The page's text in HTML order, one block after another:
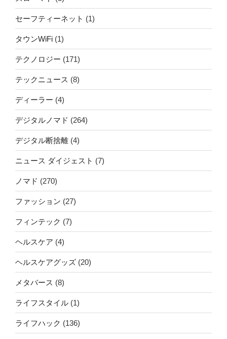
セーフティーネット (1)
タウンWiFi (1)
テクノロジー (171)
テックニュース (8)
ディーラー (4)
デジタルノマド (264)
デジタル断捨離 (4)
ニュース ダイジェスト (7)
ノマド (270)
ファッション (27)
フィンテック (7)
ヘルスケア (4)
ヘルスケアグッズ (20)
メタバース (8)
ライフスタイル (1)
ライフハック (136)